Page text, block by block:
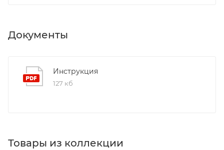
Документы
Инструкция
127 кб
Товары из коллекции